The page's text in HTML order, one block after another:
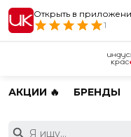
Открыть в
1
АКЦИИ 🔥 БРЕНДЫ